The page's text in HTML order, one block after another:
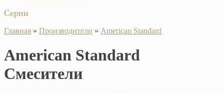
Серии
Главная » Производители » American Standard
American Standard
Смесители